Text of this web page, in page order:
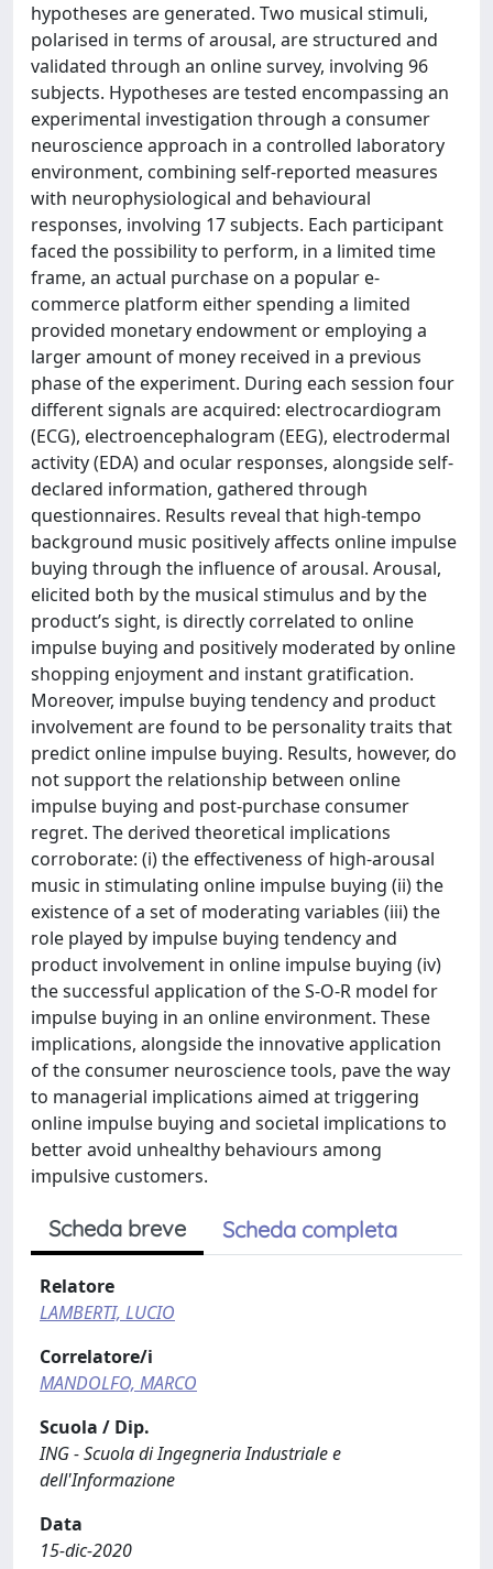
hypotheses are generated. Two musical stimuli,
polarised in terms of arousal, are structured and
validated through an online survey, involving 96
subjects. Hypotheses are tested encompassing an
experimental investigation through a consumer
neuroscience approach in a controlled laboratory
environment, combining self-reported measures
with neurophysiological and behavioural
responses, involving 17 subjects. Each participant
faced the possibility to perform, in a limited time
frame, an actual purchase on a popular e-
commerce platform either spending a limited
provided monetary endowment or employing a
larger amount of money received in a previous
phase of the experiment. During each session four
different signals are acquired: electrocardiogram
(ECG), electroencephalogram (EEG), electrodermal
activity (EDA) and ocular responses, alongside self-
declared information, gathered through
questionnaires. Results reveal that high-tempo
background music positively affects online impulse
buying through the influence of arousal. Arousal,
elicited both by the musical stimulus and by the
product’s sight, is directly correlated to online
impulse buying and positively moderated by online
shopping enjoyment and instant gratification.
Moreover, impulse buying tendency and product
involvement are found to be personality traits that
predict online impulse buying. Results, however, do
not support the relationship between online
impulse buying and post-purchase consumer
regret. The derived theoretical implications
corroborate: (i) the effectiveness of high-arousal
music in stimulating online impulse buying (ii) the
existence of a set of moderating variables (iii) the
role played by impulse buying tendency and
product involvement in online impulse buying (iv)
the successful application of the S-O-R model for
impulse buying in an online environment. These
implications, alongside the innovative application
of the consumer neuroscience tools, pave the way
to managerial implications aimed at triggering
online impulse buying and societal implications to
better avoid unhealthy behaviours among
impulsive customers.
Scheda breve Scheda completa
Relatore
LAMBERTI, LUCIO
Correlatore/i
MANDOLFO, MARCO
Scuola / Dip.
ING - Scuola di Ingegneria Industriale e
dell'Informazione
Data
15-dic-2020